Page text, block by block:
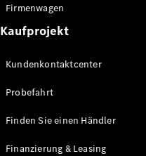
Firmenwagen
Kaufprojekt
Kundenkontaktcenter
Probefahrt
Finden Sie einen Händler
Finanzierung & Leasing